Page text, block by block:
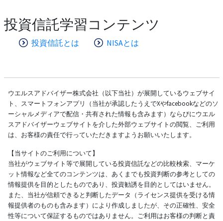
投資信託学習コンテンツ
投資信託とは NISAとは
ウエルスアドバイザー株式会社（以下当社）が展開しているウェブサイ
ト、スマートフォンアプリ（当社が承認したうえでXやfacebookなどのソ
ーシャルメディアで配信・共有された情報も含みます）ならびにウエル
スアドバイザーウェブサイトを介した外部ウェブサイトの閲覧、ご利用
は、お客様の責任で行っていただきますようお願いいたします。
【当サイトのご利用について】
当社がウェブサイト等で展開している投資信託などの比較検索、マーケ
ット情報など全てのコンテンツは、あくまでも投資判断の参考としての
情報提供を目的としたものであり、投資勧誘を目的としてはいません。
また、当社が信頼できると判断したデータ（ライセンス提供を受ける情
報提供者のものも含みます）により作成しましたが、その正確性、安全
性等について保証するものではありません。ご利用はお客様の判断と責